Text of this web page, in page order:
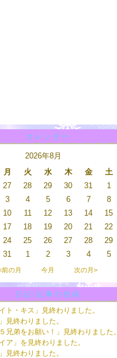
カレンダー
2026年8月
月 火 水 木 金
土
27 28 29 30 31
1
3 4 5 6 7
8
10 11 12 13 14
15
17 18 19 20 21
22
24 25 26 27 28
29
31 1 2 3 4 5
前の月 今月 次の月>
日記/記事の投稿
ト・キス」見終わりました。
見終わりました。
兄弟をお願い！」見終わりました。
ア」を見終わりました。
見終わりました。